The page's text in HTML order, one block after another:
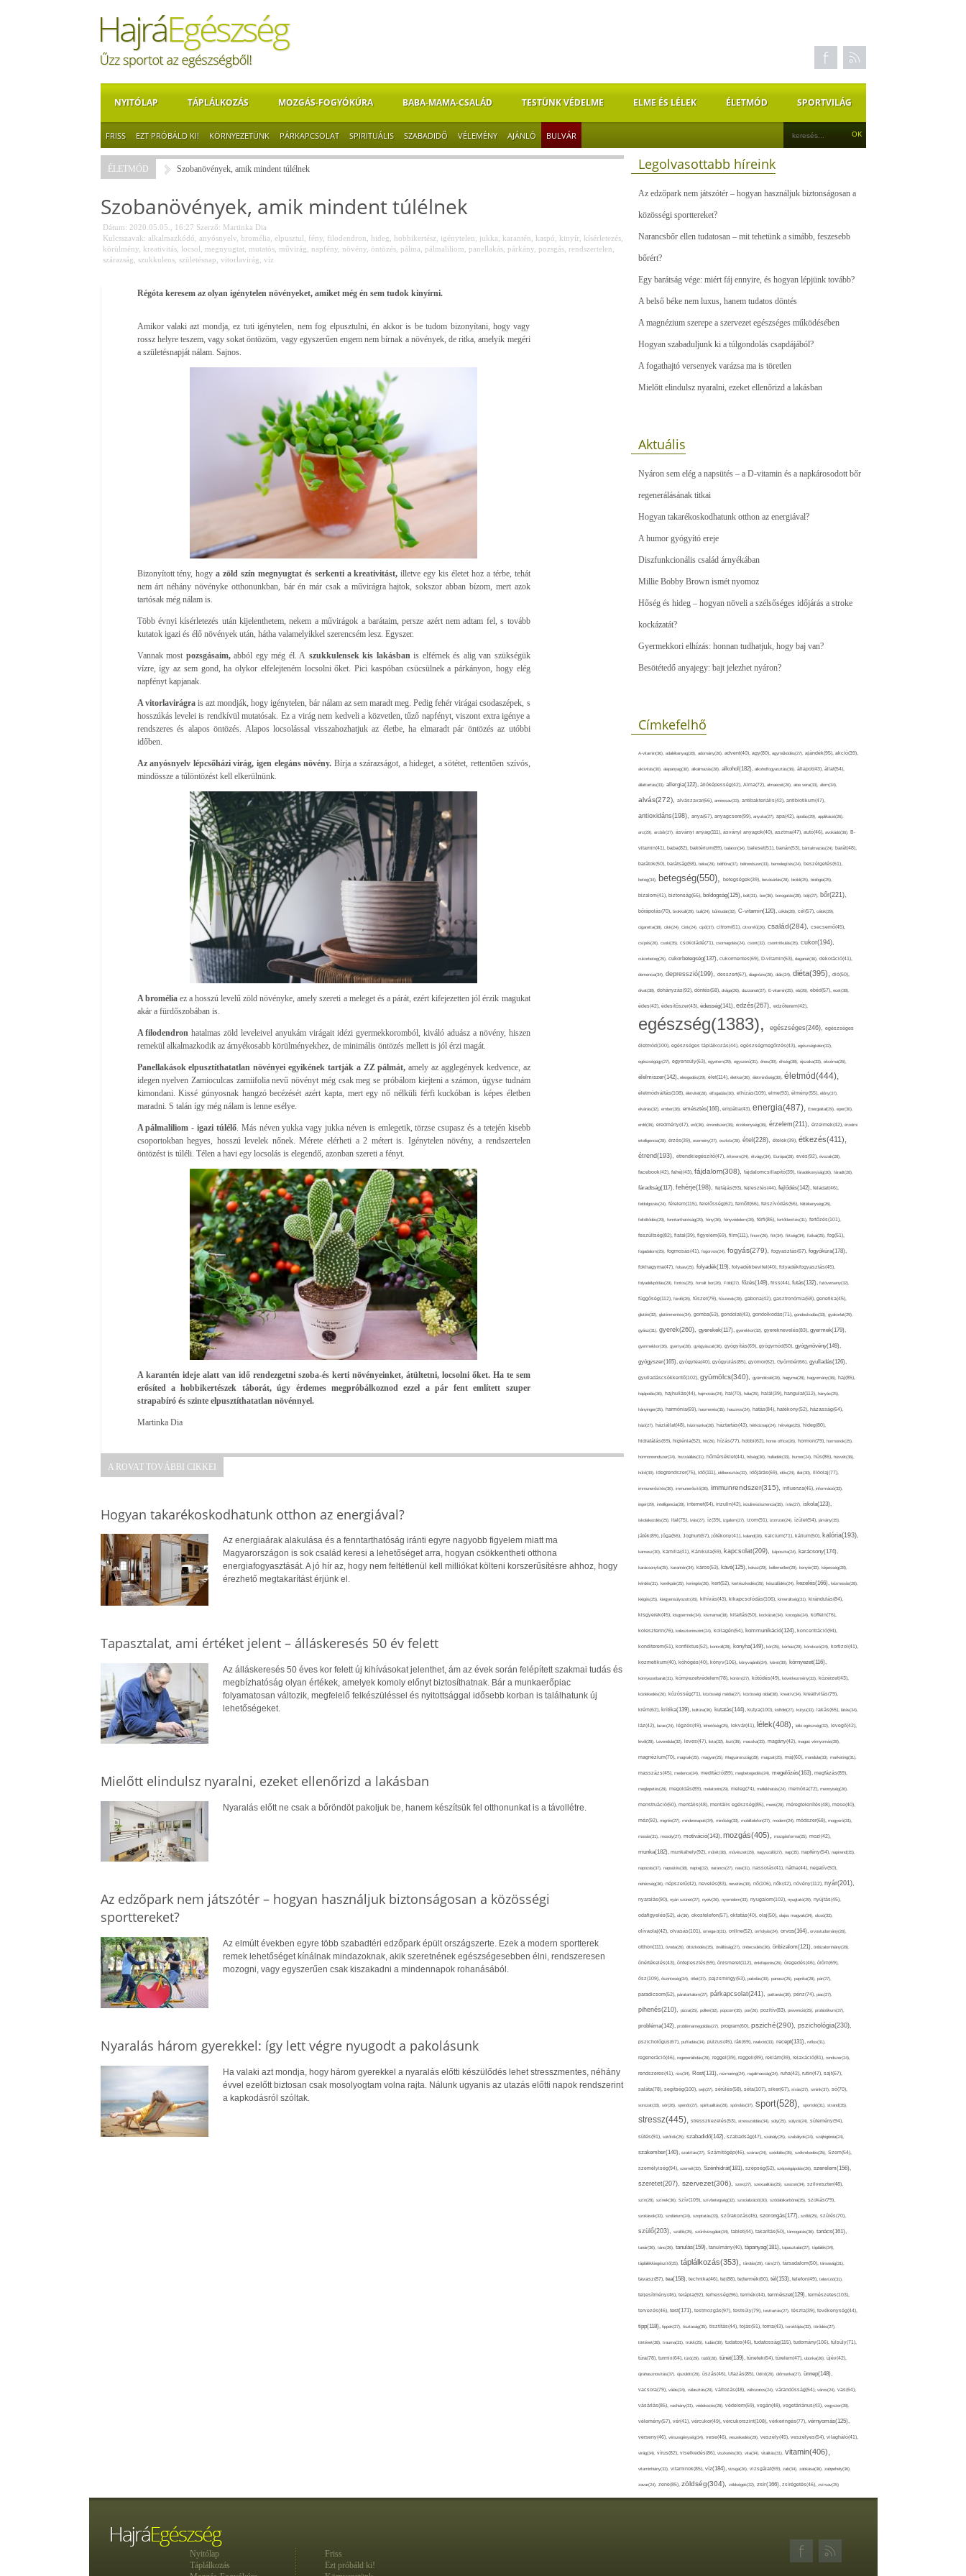
NYITÓLAP TÁPLÁLKOZÁS MOZGÁS-FOGYÓKÚRA BABA-MAMA-CSALÁD TESTÜNK VÉDELME ELME ÉS LÉLEK ÉLETMÓD SPORTVILÁG
FRISS EZT PRÓBÁLD KI! KÖRNYEZETÜNK PÁRKAPCSOLAT SPIRITUÁLIS SZABADIDŐ VÉLEMÉNY AJÁNLÓ BULVÁR
ÉLETMÓD Szobanövények, amik mindent túlélnek
Szobanövények, amik mindent túlélnek
Dátum: 2020.05.05., 16:27 Szerző: Martinka Dia
Kulcsszavak: alkalmazkódó anyósnyelv, bromélia elpusztul fény, filodendron hideg hobbikertész igénytelen jukka karantén kaspó kinyír, kísérletezés,
körülmény, kreativitás, locsol megnyugtat, mutatós, művirág napfény, növény, öntözés, pálma pálmaliliom panellakás, párkány, pozsgás, rendszertelen
szárazság szukkulens, születésnap vitorlavirág víz
Régóta keresem az olyan igénytelen növényeket, amiket még én sem tudok kinyírni.
Amikor valaki azt mondja, ez tuti igénytelen, nem fog elpusztulni, én akkor is be tudom bizonyítani, hogy vagy
rossz helyre teszem, vagy sokat öntözöm, vagy egyszerűen engem nem bírnak a növények, de ritka, amelyik megéri
a születésnapját nálam. Sajnos.
Bizonyított tény, hogya zöld szín megnyugtat és serkenti a kreativitást, illetve egy kis életet hoz a térbe, tehát
nem árt néhány növényke otthonunkban, bár én már csak a művirágra hajtok, sokszor abban bízom, mert azok
tartósak még nálam is.
Több évnyi kísérletezés után kijelenthetem, nekem a művirágok a barátaim, persze azért nem adtam fel, s tovább
kutatok igazi és élő növények után, hátha valamelyikkel szerencsém lesz. Egyszer.
Vannak most pozsgásaim,abból egy még él. A szukkulensek kis lakásban is elférnek és alig van szükségük
vízre, így az sem gond, ha olykor elfelejteném locsolni őket. Pici kaspóban csücsülnek a párkányon, hogy elég
napfényt kapjanak.
A vitorlavirágra is azt mondják, hogy igénytelen, bár nálam az sem maradt meg. Pedig fehér virágai csodaszépek, s
hosszúkás levelei is rendkívül mutatósak. Ez a virág nem kedveli a közvetlen, tűző napfényt, viszont extra igénye a
rendszeres és alapos öntözés. Alapos locsolással visszahozhatjuk az életbe, ha elmaradt pár öntözés az utóbbi
időben.
Az anyósnyelv lépcsőházi virág, igen elegáns növény. Bírja a szárazságot, a hideget, a sötétet, rettentően szívós,
mindössze a túlöntözést kell elkerülnünk.
A broméliaez a hosszú levelű zöld növényke, amely szereti a meleget és a párát, ezért kifejezetten jól érzik magukat
akár a fürdőszobában is.
A filodendronhatalmas zöld leveleivel anyukám virágait idézi gyermekkoromból, kiváló aduász a növény, hiszen
remekül alkalmazkodik az árnyékosabb körülményekhez, de minimális öntözés mellett is jól érzi magát.
Panellakások elpusztíthatatlan növényei egyikének tartják a ZZ pálmát, amely az agglegények kedvence, az
idegen nyelven Zamioculcas zamiifolia nevű növényt még csak meg se próbálom kiejteni a számon, úgyse tudnám
kimondani. Kissé gúnyosnak hangzó becézését azért kapta, mert egy nő nélküli férfi kuckóban is képes életben
maradni. S talán így még nálam is lenne esélye.
A pálmaliliom - igazi túlélő. Más néven yukka vagy jukka néven is emlegetik, törzse csupasz és a tetején kisebb
csoportokban hegyes, hosszú levelek nőnek. Mérete elérheti a 2 métert is. Igénytelen növény, a rendszertelen
öntözést is túléli. Télen a havi egy locsolás is elegendő, azonban szereti a fényt.
A karantén ideje alatt van idő rendezgetni szoba-és kerti növényeinket, átültetni, locsolni őket. Ha te sem
erősíted a hobbikertészek táborát, úgy érdemes megpróbálkoznod ezzel a pár fent említett szuper
strapabíró és szinte elpusztíthatatlan növénnyel.
Martinka Dia
A ROVAT TOVÁBBI CIKKEI
Hogyan takarékoskodhatunk otthon az energiával?
Az energiaárak alakulása és a fenntarthatóság iránti egyre nagyobb figyelem miatt ma
Magyarországon is sok család keresi a lehetőséget arra, hogyan csökkentheti otthona
energiafogyasztását. A jó hír az, hogy nem feltétlenül kell milliókat költeni korszerűsítésre ahhoz, hogy
érezhető megtakarítást érjünk el.
Tapasztalat, ami értéket jelent – álláskeresés 50 év felett
Az álláskeresés 50 éves kor felett új kihívásokat jelenthet, ám az évek során felépített szakmai tudás és
megbízhatóság olyan értékek, amelyek komoly előnyt biztosíthatnak. Bár a munkaerőpiac
folyamatosan változik, megfelelő felkészüléssel és nyitottsággal idősebb korban is találhatunk új
lehetőségeket.
Mielőtt elindulsz nyaralni, ezeket ellenőrizd a lakásban
Nyaralás előtt ne csak a bőröndöt pakoljuk be, hanem készítsük fel otthonunkat is a távollétre.
Az edzőpark nem játszótér – hogyan használjuk biztonságosan a közösségi
sporttereket?
Az elmúlt években egyre több szabadtéri edzőpark épült országszerte. Ezek a modern sportterek
remek lehetőséget kínálnak mindazoknak, akik szeretnének egészségesebben élni, rendszeresen
mozogni, vagy egyszerűen csak kiszakadni a mindennapok rohanásából.
Nyaralás három gyerekkel: így lett végre nyugodt a pakolásunk
Ha valaki azt mondja, hogy három gyerekkel a nyaralás előtti készülődés lehet stresszmentes, néhány
évvel ezelőtt biztosan csak mosolyogtam volna rajta. Nálunk ugyanis az utazás előtti napok rendszerint
a kapkodásról szóltak.
Legolvasottabb híreink
Az edzőpark nem játszótér – hogyan használjuk biztonságosan a
közösségi sporttereket?
Narancsbőr ellen tudatosan – mit tehetünk a simább, feszesebb
bőrért?
Egy barátság vége: miért fáj ennyire, és hogyan lépjünk tovább?
A belső béke nem luxus, hanem tudatos döntés
A magnézium szerepe a szervezet egészséges működésében
Hogyan szabaduljunk ki a túlgondolás csapdájából?
A fogathajtó versenyek varázsa ma is töretlen
Mielőtt elindulsz nyaralni, ezeket ellenőrizd a lakásban
Aktuális
Nyáron sem elég a napsütés – a D-vitamin és a napkárosodott bőr
regenerálásának titkai
Hogyan takarékoskodhatunk otthon az energiával?
A humor gyógyító ereje
Diszfunkcionális család árnyékában
Millie Bobby Brown ismét nyomoz
Hőség és hideg – hogyan növeli a szélsőséges időjárás a stroke
kockázatát?
Gyermekkori elhízás: honnan tudhatjuk, hogy baj van?
Besötétedő anyajegy: bajt jelezhet nyáron?
Címkefelhő
A-vitamin(36), adalékanyag(28), adomány(26), advent(40), agy(80), agyműködés(27), ajándék(95), akció(39),
aktivitás(30), alapanyag(30), alkalmazás(28), alkohol(182), alkoholfogyasztás(36), állapot(43), állat(54),
állattartás(33), allergia(122), állóképesség(42), Alma(72), almaecet(26), aloe vera(33), álom(34),
alvás(272), alvászavar(66), aminosav(33), antibakteriális(42), antibiotikum(47),
antioxidáns(198), anya(67), anyagcsere(99), anyuka(27), apa(42), ápolás(29), applikáció(26),
arc(29), arcbőr(27), ásványi anyag(111), ásványi anyagok(40), asztma(47), autó(46), avokádó(36), B-
vitamin(41), baba(82), baktérium(89), balaton(34), baleset(51), banán(53), bántalmazás(24), barát(48),
barátok(50), barátság(58), béke(29), bélflóra(37), bélrendszer(33), bemelegítés(24), beszélgetés(61),
beteg(34), betegség(550), betegségek(39), bevásárlás(28), bicikli(25), biológia(25),
bizalom(41), biztonság(66), boldogság(125), bolt(31), bor(36), borogatás(28), böjt(27), bőr(221),
bőrápolás(70), brokkoli(29), buli(24), bűntudat(32), C-vitamin(120), cékla(28), cél(57), célok(29),
cigaretta(38), cikk(24), Cink(24), cipő(37), citrom(61), citromfű(26), család(284), csecsemő(45),
csípés(26), csoki(35), csokoládé(71), csomagolás(24), csont(32), csontritkulás(35), cukor(194),
cukorbeteg(25), cukorbetegség(137), cukormentes(69), D-vitamin(53), daganat(36), dekoráció(41),
demencia(34), depresszió(199), desszert(67), diagnózis(28), diák(24), diéta(395), dió(50),
divat(38), dohányzás(92), döntés(58), drága(26), duzzanat(27), E-vitamin(25), eb(26), ebéd(57), ecet(38),
édes(42), édesítőszer(43), édesség(141), edzés(267), edzőterem(42),
egészség(1383), egészséges(246), egészséges
életmód(100), egészséges táplálkozás(44), egészségmegőrzés(43), egészségtelen(32),
egészségügy(27), egyensúly(63), egyetem(29), egyszerű(31), éhes(30), éhség(38), éjszaka(33), ekcéma(26),
élelmiszer(142), elengedés(29), élet(114), életkor(30), életminőség(30), életmód(444),
életmódváltás(108), életvitel(28), elfogadás(30), elhízás(109), elme(93), élmény(55), előny(37),
elvárás(32), ember(38), emésztés(166), empátia(43), energia(487), Energiaital(29), eper(30),
erdő(36), eredmény(47), erő(36), érrendszer(36), érzékenység(36), érzelem(211), érzelmek(42), érzelmi
intelligencia(28), érzés(39), esemény(27), eszköz(28), étel(228), ételek(39), étkezés(411),
étrend(193), étrendkiegészítő(47), étterem(24), étvágy(34), Európa(28), evés(92), évszak(28),
facebook(42), fahéj(43), fájdalom(308), fájdalomcsillapító(39), fáradékonyság(30), fáradt(28),
fáradtság(117), fehérje(198), fejfájás(93), fejlesztés(44), fejlődés(142), feladat(46),
feldolgozás(24), félelem(115), felelősség(62), felnőtt(66), felszívódás(56), féltékenység(26),
feltöltődés(29), fenntarthatóság(29), fény(36), fényvédelem(28), férfi(86), fertőtlenítés(31), fertőzés(101),
feszültség(82), fiatal(39), figyelem(69), film(111), finom(26), fitt(34), fittség(34), fizikai(25), fog(51),
fogadalom(25), fogmosás(41), fogorvos(24), fogyás(279), fogyasztás(67), fogyókúra(178),
fokhagyma(47), folsav(25), folyadék(119), folyadékbevitel(40), folyadékfogyasztás(45),
folyadékpótlás(29), fontos(25), forralt bor(26), Föld(27), főzés(149), friss(44), futás(132), futóverseny(32),
függőség(112), fürdő(26), fűszer(79), fűszerek(28), gabona(42), gasztronómia(58), genetika(45),
glutén(32), gluténmentes(34), gomba(53), gondolat(43), gondolkodás(71), gondoskodás(33), gyakorlat(29),
gyász(31), gyerek(260), gyerekek(117), gyerekkor(32), gyereknevelés(83), gyermek(179),
gyermekkor(36), gyertya(28), gyógyászat(36), gyógyítás(69), gyógymód(50), gyógynövény(149),
gyógyszer(165), gyógytea(40), gyógyulás(85), gyomor(62), Gyömbér(66), gyulladás(126),
gyulladáscsökkentő(102), gyümölcs(340), gyümölcslé(28), hagyma(28), hagyomány(36), haj(85),
hajápolás(36), hajhullás(44), hajmosás(24), hal(70), hála(25), halál(39), hangulat(112), hányás(25),
hányinger(25), harmónia(69), hasmenés(35), hasznos(24), hatás(84), hatékony(52), házasság(64),
házi(27), háziállat(48), házimunka(28), háztartás(43), hétköznap(24), hétvége(25), hideg(80),
hidratálás(69), higiénia(52), hit(26), hízás(77), hobbi(62), home office(26), hormon(79), hormonok(25),
hormonrendszer(24), hozzáállás(31), hőmérséklet(44), hőség(36), hulladék(33), humor(24), hús(86), húsvét(36),
hűtő(30), idegrendszer(75), idő(111), időbeosztás(32), időjárás(69), idős(24), illat(30), illóolaj(77),
immunerősítés(30), immunerősítő(36), immunrendszer(315), influenza(45), információ(33),
inger(29), intelligencia(28), internet(64), inzulin(42), inzulinrezisztencia(35), írás(27), iskola(123),
iskolakezdés(25), ital(75), ivás(27), íz(39), izgalom(27), izom(91), izomzat(24), ízület(54), járvány(35),
játék(89), jóga(56), Joghurt(67), jótékony(41), kaland(28), kalcium(71), kálium(50), kalória(193),
kamasz(30), kamilla(41), Kánikula(59), kapcsolat(209), káposzta(24), karácsony(174),
karácsonyfa(25), karantén(34), káros(53), kávé(125), keksz(29), kellemetlen(29), kenyér(32), képesség(28),
kérdés(31), kerékpár(25), keringés(26), kert(52), kertészkedés(26), készülődés(24), kezelés(166), kézmosás(28),
kiégés(25), kiegyensúlyozott(26), kihívás(43), kikapcsolódás(106), kimerültség(31), kirándulás(84),
kisgyerek(45), kisgyermek(34), kismama(38), kitartás(50), kockázat(34), kocogás(24), koffein(76),
koleszterin(76), koleszterinszint(24), kollagén(54), kommunikáció(124), koncentráció(94),
konditerem(51), konfliktus(52), kontroll(28), konyha(149), kór(25), kórház(29), kórokozó(24), kortizol(41),
kozmetikum(40), köhögés(40), könyv(106), könyvajánló(24), köret(30), környezet(116),
környezetbarát(31), környezetvédelem(78), köröm(27), kötődés(49), következmény(33), közérzet(43),
közlekedés(26), közösség(71), közösségi média(27), közösségi oldal(38), kreatív(34), kreativitás(79),
krém(62), kritika(139), kultúra(36), kutatás(144), kutya(100), külföld(27), kütyü(33), lakás(65), látás(34),
láz(42), lazac(24), légzés(49), lehetőség(25), lekvár(41), lélek(408), lelki egészség(32), levegő(42),
levél(28), Levendula(32), leves(47), lista(32), liszt(36), macska(33), magány(42), magas vérnyomás(28),
magnézium(70), magvak(25), magyar(25), Magyarország(28), magzat(25), máj(60), mandula(33), marketing(31),
masszázs(45), medence(24), meditáció(89), megbetegedés(24), megelőzés(163), megfázás(89),
meglepetés(28), megoldás(89), melatonin(29), meleg(74), mellékhatás(24), memória(72), mennyiség(26),
menstruáció(50), mentális(48), mentális egészség(85), menü(28), méregtelenítés(48), mese(40),
méz(92), migrén(27), mindennapok(34), minőség(33), mobiltelefon(27), modern(24), módszer(68), mogyoró(31),
mosás(31), mosoly(27), motiváció(143), mozgás(405), mozgásforma(25), mozi(42),
munka(182), munkahely(92), műtét(38), művészet(29), nagyszülő(27), nap(35), napfény(54), napirend(35),
napozás(37), napsütés(38), naptej(32), narancs(27), nasi(31), nassolás(41), nátha(44), negatív(50),
nehézség(36), népszerű(42), nevelés(83), nevetés(30), nő(106), nők(42), növény(112), nyár(201),
nyaralás(90), nyári szünet(27), nyelv(26), nyomelem(33), nyugalom(102), nyugtató(29), nyújtás(45),
odafigyelés(52), ok(36), okostelefon(57), oktatás(40), olaj(50), olajos magvak(34), olcsó(33),
olívaolaj(42), olvasás(101), omega-3(31), online(52), orrfolyás(24), orvos(164), orvostudomány(26),
otthon(111), óvoda(26), öltözködés(35), önállóság(27), önbecsülés(36), önbizalom(121), önbizalomhiány(28),
önértékelés(43), önfejlesztés(59), önismeret(112), önkifejezés(26), öregedés(46), öröm(69),
ősz(109), őszinteség(34), ötlet(37), pajzsmirigy(53), pakolás(30), panasz(25), paprika(28), pár(27),
paradicsom(52), páratartalom(27), párkapcsolat(241), pattanás(30), pénz(74), piac(27),
pihenés(210), pizza(25), pollen(32), popcorn(35), por(26), pozitív(83), prevenció(25), probiotikum(37),
probléma(142), problémamegoldás(27), program(60), psziché(290), pszichológia(230),
pszichológus(67), puffadás(34), pulzus(45), rák(69), reakció(33), recept(131), reflux(31),
regeneráció(46), regenerálódás(28), reggel(39), reggeli(89), reklám(39), relaxáció(81), rendszer(24),
rendszeres(41), rizs(34), Rost(131), rozmaring(24), rugalmasság(24), ruha(42), rutin(47), sajt(67),
saláta(78), segítség(100), sejt(27), sérülés(58), séta(107), siker(67), sírás(27), smink(37), só(70),
sorozat(33), sör(26), spenót(27), spiritualitás(28), spórolás(37), sport(528), sportoló(31), strand(35),
stressz(445), stresszkezelés(53), stresszoldás(34), súly(25), súlyzó(24), sütemény(94),
sütés(91), sütőtök(25), szabadidő(142), szabadság(47), szabály(25), szabályok(24), szájhigiénia(24),
szakember(140), szakítás(27), Számítógép(46), száraz(24), szédülés(35), székrekedés(25), Szem(54),
személyiség(94), szemét(32), Szénhidrát(181), szépség(52), szépségápolás(26), szerelem(156),
szeretet(207), szervezet(306), szex(27), szexualitás(25), szezon(34), szilveszter(48),
szín(28), színek(36), szív(109), szívbetegség(32), szocializáció(30), szódabikarbóna(35), szokás(79),
szokások(33), szolárium(24), szoptatás(33), szórakozás(45), szorongás(177), szőlő(25), szülés(70),
szülő(203), szülők(25), szűrővizsgálat(34), tablet(44), takarítás(50), támogatás(36), tanács(161),
tanár(36), tánc(26), tanulás(159), tanulmány(40), tápanyag(181), tapasztalat(27), táplálék(34),
táplálékkiegészítő(25), táplálkozás(353), tárolás(29), társ(27), társadalom(50), társaság(31),
tavasz(87), tea(158), technika(46), tej(88), tejtermék(60), tél(153), telefon(49), televízió(31),
teljesítmény(46), terápia(92), terhesség(96), termék(44), természet(129), természetes(103),
tervezés(46), test(171), testmozgás(97), testsúly(79), testtartás(27), tészta(39), tevékenység(44),
tipp(118), tippek(27), tisztaság(35), tisztítás(44), tojás(91), torna(43), torokfájás(32), törődés(27),
történet(38), trauma(31), trükk(25), tudás(30), tudatos(46), tudatosság(115), tudomány(106), túlsúly(71),
túra(78), turmix(64), túró(29), tüdő(28), tünet(139), tünetek(64), türelem(47), uborka(26), újév(42),
újrahasznosítás(37), újszülött(26), úszás(46), Utazás(85), Üdítő(26), ülőmunka(27), ünnep(148),
vacsora(79), válás(24), választás(29), változás(48), változatos(24), várandósság(54), város(24), vas(64),
vásárlás(85), vashiány(31), védekezés(28), védelem(59), vegán(48), vegetáriánus(43), vegyszer(28),
vélemény(57), vér(41), vércukor(49), vércukorszint(108), vérkeringés(77), vérnyomás(125),
verseny(46), vérszegénység(34), vese(46), veszekedés(29), veszély(45), veszélyes(54), világháló(41),
virág(34), vírus(82), viselkedés(86), viszketés(30), vita(34), vitalitás(31), vitamin(406),
vitaminhiány(33), vitaminok(85), víz(184), vizsga(26), vizsgálat(59), zab(34), zabkása(36), zabpehely(36),
zavar(24), zene(85), zöldség(304), zöldségek(32), zsír(166), zsírégetés(46), zsírsav(25)
Nyitólap
Táplálkozás
Friss
Ezt próbáld ki!